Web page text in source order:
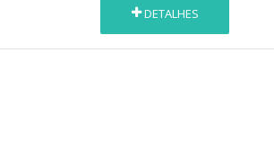
DETALHES